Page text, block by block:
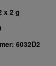
x 2 g
6032D2